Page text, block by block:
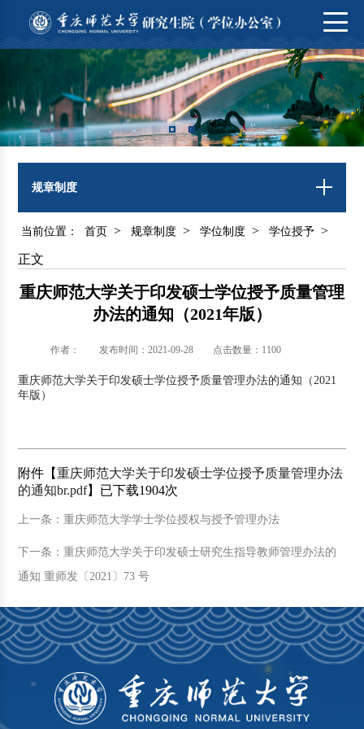
规章制度
当前位置： 首页 > 规章制度 > 学位制度 > 学位授予 >
正文
重庆师范大学关于印发硕士学位授予质量管理
办法的通知（2021年版）
作者： 发布时间：2021-09-28 点击数量： 1100
重庆师范大学关于印发硕士学位授予质量管理办法的通知（2021
年版）
附件【重庆师范大学关于印发硕士学位授予质量管理办法
的通知br.pdf】已下载1904次
上一条：重庆师范大学学士学位授权与授予管理办法
下一条：重庆师范大学关于印发硕士研究生指导教师管理办法的
通知 重师发〔2021〕73 号